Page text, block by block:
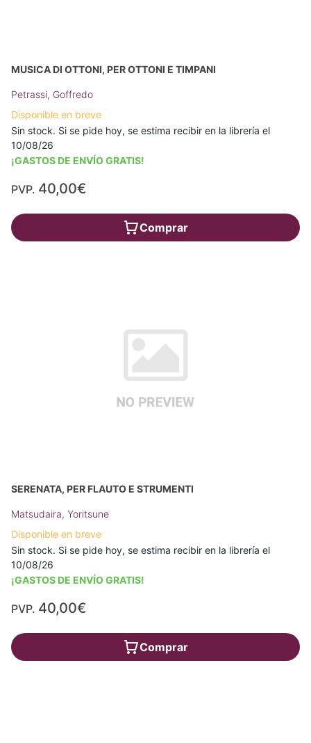
MUSICA DI OTTONI, PER OTTONI E TIMPANI
Petrassi, Goffredo
Disponible en breve
Sin stock. Si se pide hoy, se estima recibir en la librería el
10/08/26
¡GASTOS DE ENVÍO GRATIS!
PVP. 40,00€
Comprar
SERENATA, PER FLAUTO E STRUMENTI
Matsudaira, Yoritsune
Disponible en breve
Sin stock. Si se pide hoy, se estima recibir en la librería el
10/08/26
¡GASTOS DE ENVÍO GRATIS!
PVP. 40,00€
Comprar